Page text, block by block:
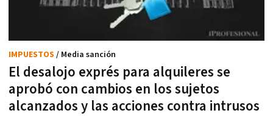
El desalojo exprés para alquileres se
aprobó con cambios en los sujetos
alcanzados y las acciones contra intrusos
IMPUESTOS / Media sanción